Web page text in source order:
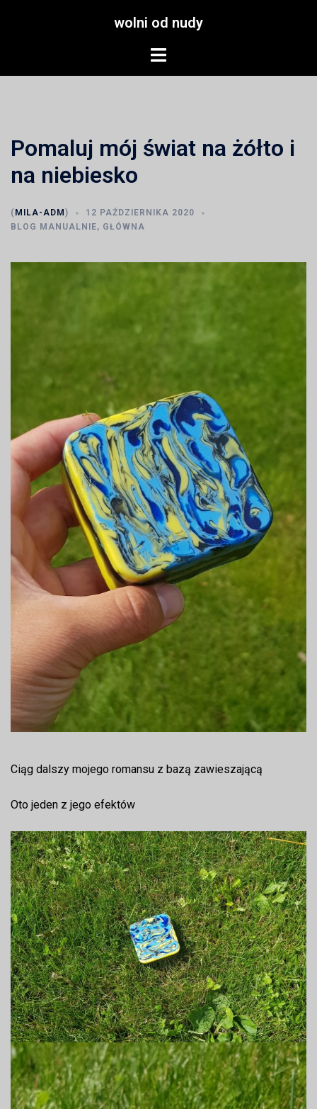
wolni od nudy
Menu
Pomaluj mój świat na żółto i
na niebiesko
( MILA-ADM )
12 PAŹDZIERNIKA 2020
BLOG MANUALNIE, GŁÓWNA
Ciąg dalszy mojego romansu z bazą zawieszającą
Oto jeden z jego efektów